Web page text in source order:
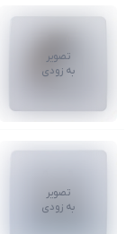
تصویر
به زودی
تصویر
به زودی